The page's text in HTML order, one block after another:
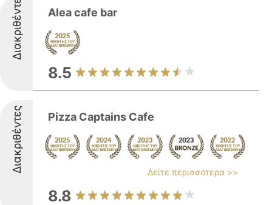
Διακριθέντες Alea cafe bar
8.5
Διακριθέντες Pizza Captains Cafe
Δείτε περισσότερα >>
8.8